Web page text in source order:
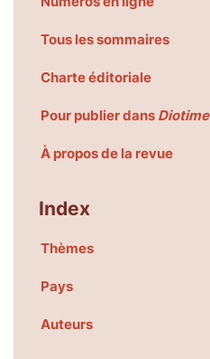
Tous les sommaires
Charte éditoriale
Pour publier dans Diotime
À propos de la revue
Index
Thèmes
Pays
Auteurs